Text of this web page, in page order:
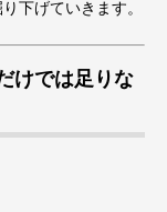
下げていきます。
けでは足りな